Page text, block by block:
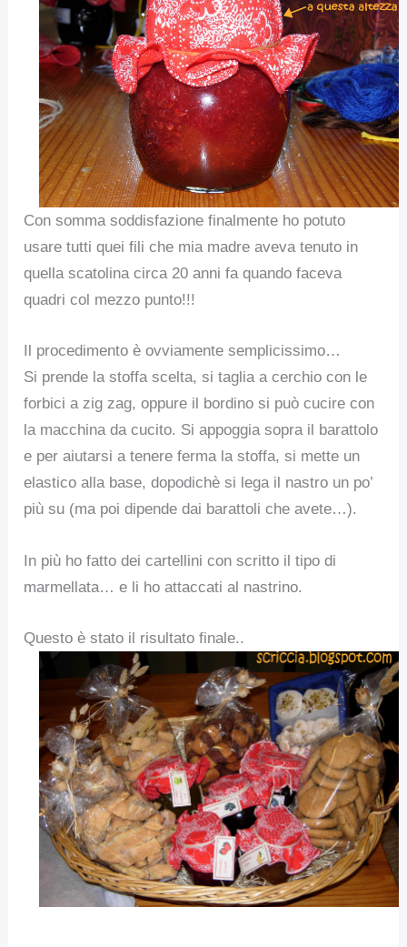
Con somma soddisfazione finalmente ho potuto
usare tutti quei fili che mia madre aveva tenuto in
quella scatolina circa 20 anni fa quando faceva
quadri col mezzo punto!!!
Il procedimento è ovviamente semplicissimo…
Si prende la stoffa scelta, si taglia a cerchio con le
forbici a zig zag, oppure il bordino si può cucire con
la macchina da cucito. Si appoggia sopra il barattolo
e per aiutarsi a tenere ferma la stoffa, si mette un
elastico alla base, dopodichè si lega il nastro un po’
più su (ma poi dipende dai barattoli che avete…).
In più ho fatto dei cartellini con scritto il tipo di
marmellata… e li ho attaccati al nastrino.
Questo è stato il risultato finale..